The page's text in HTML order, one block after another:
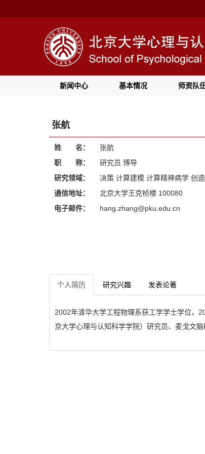
新闻中心 基本情况 师资队
张航
姓 名：
张航
职 称：
研究员 博导
研究领域：
决策 计算建模 计算精神病学 创
通信地址：
北京大学王克桢楼 100080
电子邮件：
hang.zhang@pku.edu.cn
个人简历 研究兴趣 发表论著
2002年清华大学工程物理系获工学学士学位，
京大学心理与认知科学学院）研究员、麦戈文